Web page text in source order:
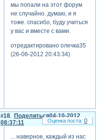
мы попали на этот форум
не случайно. думаю, и я
тоже. спасибо, буду учиться
у вас и вместе с вами.
отредактировано олечка35
(26-06-2012 20:43:34)
Поделиться
18
04-10-2012
08:37:11
... наверное, каждый из нас
0